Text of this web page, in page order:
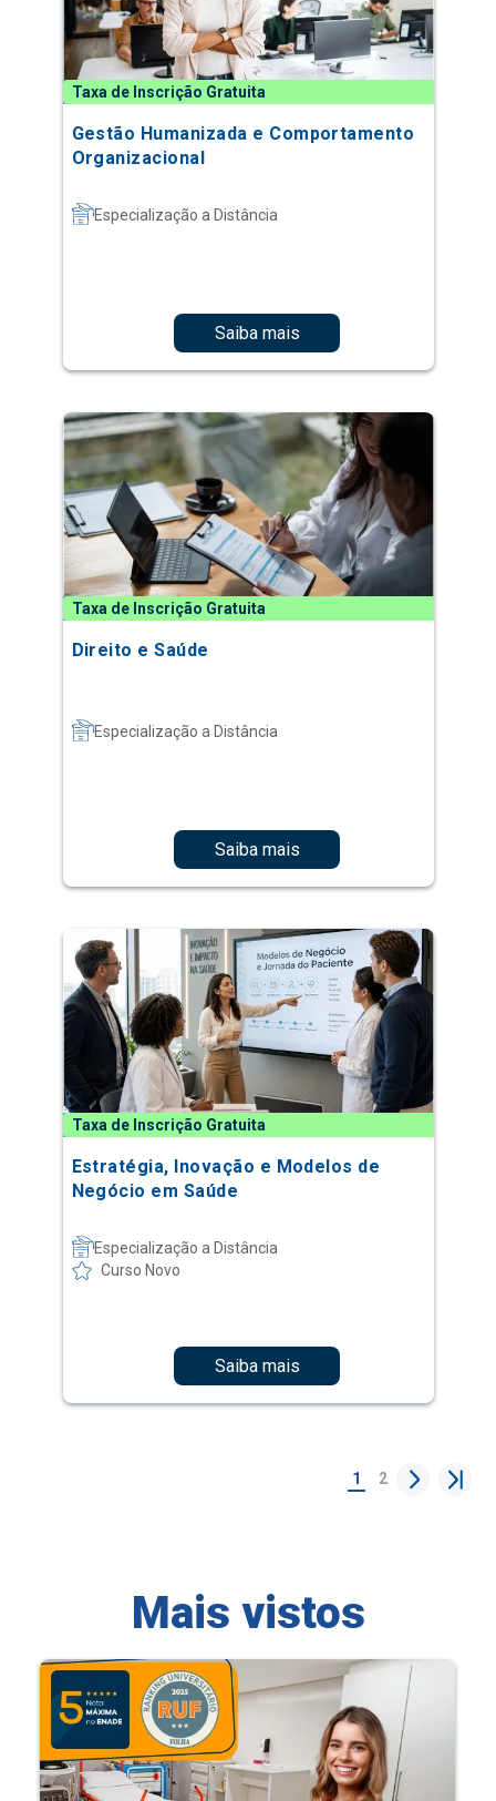
Taxa de Inscrição Gratuita
Gestão Humanizada e Comportamento
Organizacional
Especialização a Distância
Saiba mais
Taxa de Inscrição Gratuita
Direito e Saúde
Especialização a Distância
Saiba mais
Taxa de Inscrição Gratuita
Estratégia, Inovação e Modelos de
Negócio em Saúde
Especialização a Distância
Curso Novo
Saiba mais
1 2
Mais vistos